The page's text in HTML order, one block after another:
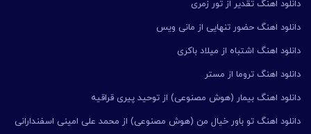
دانلود اهنگ تقدیر از تور زمری
دانلود اهنگ حضور تنهایی از مانی ویس
دانلود اهنگ اشتباه از میلاد باکری
دانلود اهنگ تروما از مستر
دانلود اهنگ بیمار (هوش مصنوعی) از توحید پیری قراقیه
دانلود اهنگ تو باور خیال من (هوش مصنوعی) از محمد علی امینی اسفندارانی